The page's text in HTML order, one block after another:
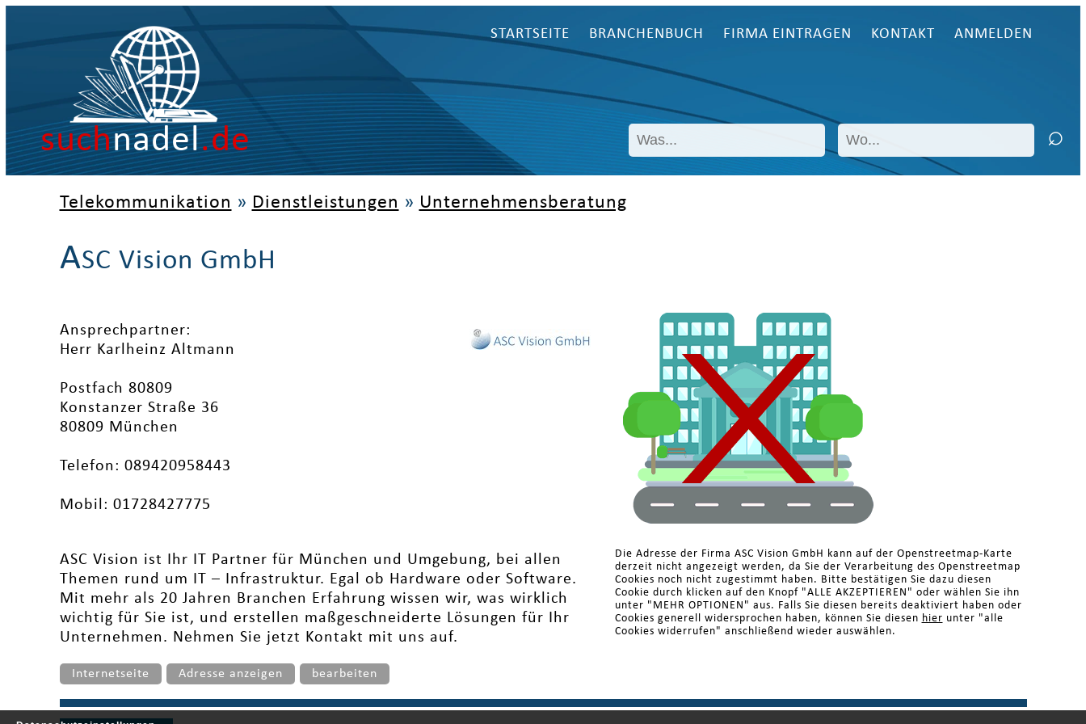
suchnadel.de
STARTSEITE BRANCHENBUCH FIRMA EINTRAGEN KONTAKT ANMELDEN
Telekommunikation » Dienstleistungen » Unternehmensberatung
ASC Vision GmbH
Ansprechpartner:
Herr Karlheinz Altmann
Postfach 80809
Konstanzer Straße 36
80809 München
Telefon: 089420958443
Mobil: 01728427775
ASC Vision ist Ihr IT Partner für München und Umgebung, bei allen
Themen rund um IT – Infrastruktur. Egal ob Hardware oder Software.
Mit mehr als 20 Jahren Branchen Erfahrung wissen wir, was wirklich
wichtig für Sie ist, und erstellen maßgeschneiderte Lösungen für Ihr
Unternehmen. Nehmen Sie jetzt Kontakt mit uns auf.
Internetseite Adresse anzeigen bearbeiten
Die Adresse der Firma ASC Vision GmbH kann auf der Openstreetmap-Karte
derzeit nicht angezeigt werden, da Sie der Verarbeitung des Openstreetmap
Cookies noch nicht zugestimmt haben. Bitte bestätigen Sie dazu diesen
Cookie durch klicken auf den Knopf "ALLE AKZEPTIEREN" oder wählen Sie ihn
unter "MEHR OPTIONEN" aus. Falls Sie diesen bereits deaktiviert haben oder
Cookies generell widersprochen haben, können Sie diesen hier unter "alle
Cookies widerrufen" anschließend wieder auswählen.